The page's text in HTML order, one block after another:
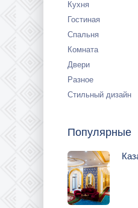
Кухня
Гостиная
Спальня
Комната
Двери
Разное
Стильный дизайн
Популярные